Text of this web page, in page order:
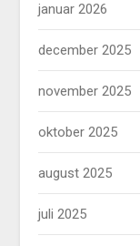
januar 2026
december 2025
november 2025
oktober 2025
august 2025
juli 2025